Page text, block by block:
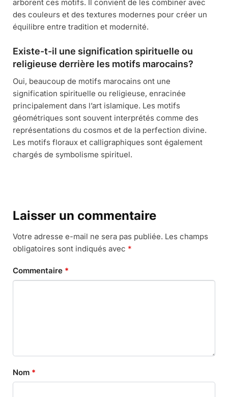
arborent ces motifs. Il convient de les combiner avec
des couleurs et des textures modernes pour créer un
équilibre entre tradition et modernité.
Existe-t-il une signification spirituelle ou
religieuse derrière les motifs marocains?
Oui, beaucoup de motifs marocains ont une
signification spirituelle ou religieuse, enracinée
principalement dans l’art islamique. Les motifs
géométriques sont souvent interprétés comme des
représentations du cosmos et de la perfection divine.
Les motifs floraux et calligraphiques sont également
chargés de symbolisme spirituel.
Laisser un commentaire
Votre adresse e-mail ne sera pas publiée. Les champs
obligatoires sont indiqués avec *
Commentaire *
Nom *